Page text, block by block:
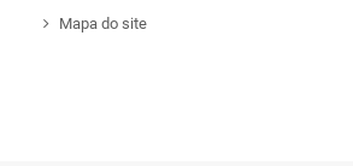
Mapa do site